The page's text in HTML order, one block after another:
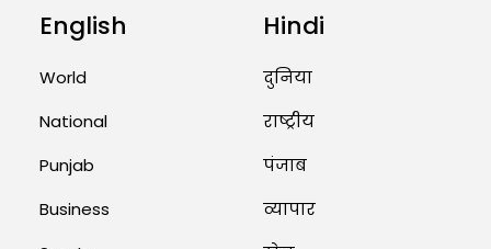
Unique Wedding: Twin Sisters
Marry Twin Brothers in Kerala;
Priests Conducting Rituals...
August 1, 2026 11:24 AM
English
World
National
Punjab
Business
Hindi
दुनिया
राष्ट्रीय
पंजाब
व्यापार